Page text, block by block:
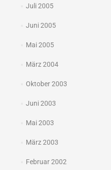
Juli 2005
Juni 2005
Mai 2005
März 2004
Oktober 2003
Juni 2003
Mai 2003
März 2003
Februar 2002